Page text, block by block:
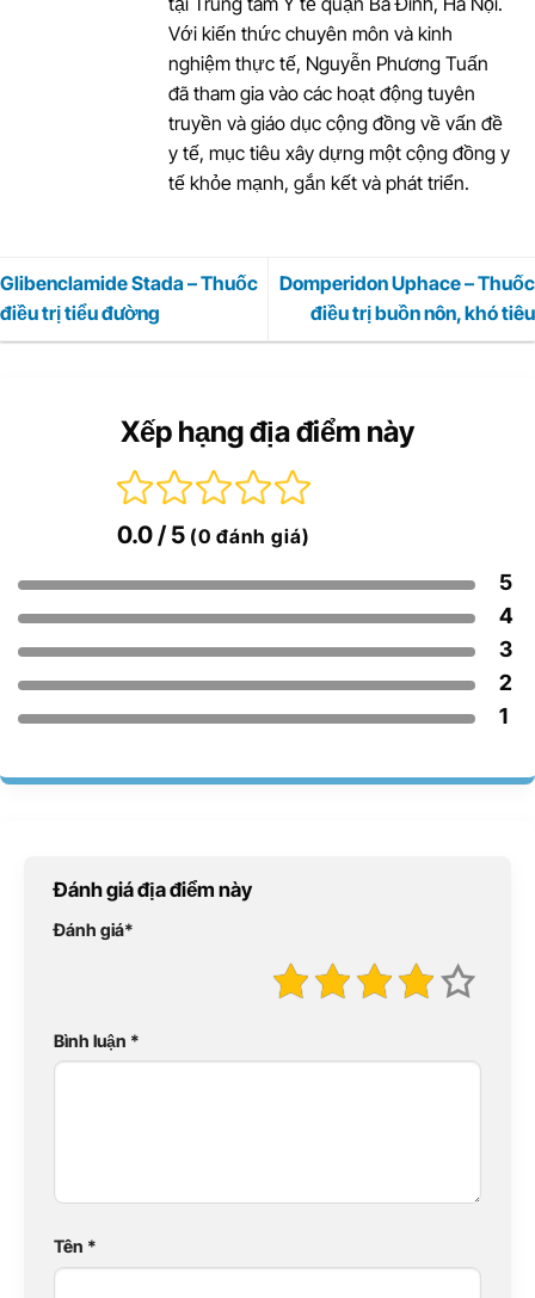
Với kiến thức chuyên môn và kinh
nghiệm thực tế, Nguyễn Phương Tuấn
đã tham gia vào các hoạt động tuyên
truyền và giáo dục cộng đồng về vấn đề
y tế, mục tiêu xây dựng một cộng đồng y
tế khỏe mạnh, gắn kết và phát triển.
Glibenclamide Stada – Thuốc
điều trị tiểu đường
Domperidon Uphace – Thuốc
điều trị buồn nôn, khó tiêu
Xếp hạng địa điểm này
0.0/ 5 (0 đánh giá)
5
4
3
2
1
Đánh giá địa điểm này
Đánh giá*
Bình luận *
Tên *